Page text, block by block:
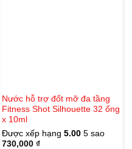
Nước hỗ trợ đốt mỡ đa tầng
Fitness Shot Silhouette 32 ống
x 10ml
Được xếp hạng 5.005 sao
730,000 ₫